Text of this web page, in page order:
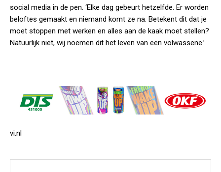
social media in de pen. ‘Elke dag gebeurt hetzelfde. Er worden
beloftes gemaakt en niemand komt ze na. Betekent dit dat je
moet stoppen met werken en alles aan de kaak moet stellen?
Natuurlijk niet, wij noemen dit het leven van een volwassene.’
vi.nl